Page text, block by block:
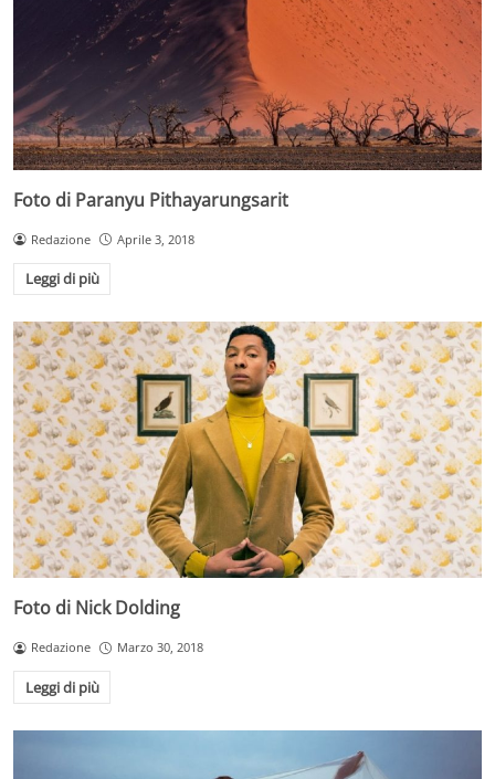
Foto di Paranyu Pithayarungsarit
Redazione Aprile 3, 2018
Leggi di più
Foto di Nick Dolding
Redazione Marzo 30, 2018
Leggi di più